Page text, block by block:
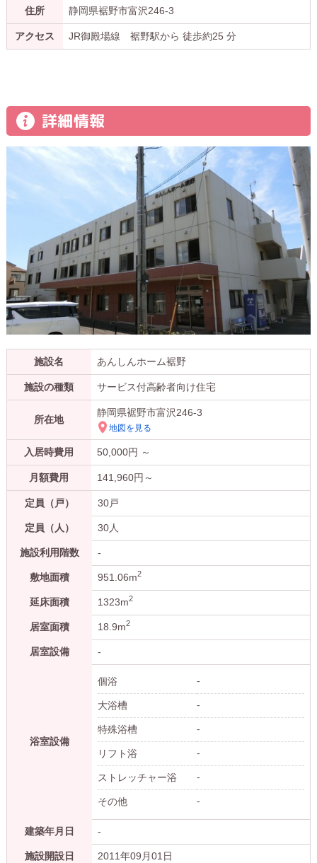
住所 静岡県裾野市富沢246-3
アクセス JR御殿場線 裾野駅から 徒歩約25 分
詳細情報
施設名 あんしんホーム裾野
施設の種類 サービス付高齢者向け住宅
所在地
静岡県裾野市富沢246-3
地図を見る
入居時費用 50,000円 ～
月額費用 141,960円～
定員（戸） 30戸
定員（人） 30人
施設利用階数 -
敷地面積 951.06m2
延床面積 1323m2
居室面積 18.9m2
居室設備 -
浴室設備
個浴 -
大浴槽 -
特殊浴槽 -
リフト浴 -
ストレッチャー浴 -
その他 -
建築年月日 -
施設開設日 2011年09月01日